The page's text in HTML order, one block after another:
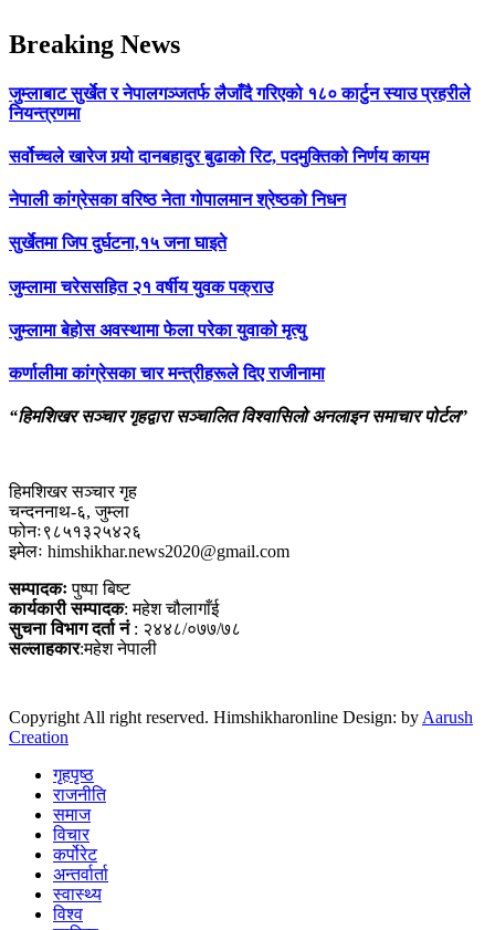
Breaking News
जुम्लाबाट सुर्खेत र नेपालगञ्जतर्फ लैजाँदै गरिएको १८० कार्टुन स्याउ प्रहरीले
नियन्त्रणमा
सर्वोच्चले खारेज गर्‍यो दानबहादुर बुढाको रिट, पदमुक्तिको निर्णय कायम
नेपाली कांग्रेसका वरिष्ठ नेता गोपालमान श्रेष्ठको निधन
सुर्खेतमा जिप दुर्घटना,१५ जना घाइते
जुम्लामा चरेससहित २१ वर्षीय युवक पक्राउ
जुम्लामा बेहोस अवस्थामा फेला परेका युवाको मृत्यु
कर्णालीमा कांग्रेसका चार मन्त्रीहरूले दिए राजीनामा
“हिमशिखर सञ्चार गृहद्वारा सञ्चालित विश्वासिलो अनलाइन समाचार पोर्टल”
हिमशिखर सञ्चार गृह
चन्दननाथ-६, जुम्ला
फोनः९८५१३२५४२६
इमेलः himshikhar.news2020@gmail.com
सम्पादकःपुष्पा बिष्ट
कार्यकारी सम्पादक: महेश चौलागाँई
सुचना विभाग दर्ता नं: २४४८/०७७/७८
सल्लाहकार:महेश नेपाली
Copyright All right reserved. Himshikharonline Design: byAarush
Creation
गृहपृष्ठ
राजनीति
समाज
विचार
कर्पोरेट
अन्तर्वार्ता
स्वास्थ्य
विश्व